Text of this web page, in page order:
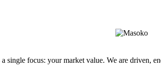
focus: your market value. We are driven,